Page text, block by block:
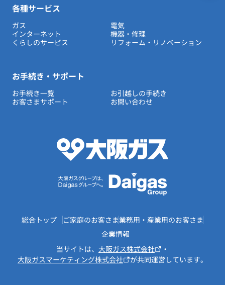
各種サービス
ガス
電気
インターネット
機器・修理
くらしのサービス
リフォーム・リノベーション
お手続き・サポート
お手続き一覧
お引越しの手続き
お客さまサポート
お問い合わせ
総合トップ ご家庭のお客さま業務用・産業用のお客さま
企業情報
当サイトは、 大阪ガス株式会社
・
大阪ガスマーケティング株式会社
が共同運営しています。